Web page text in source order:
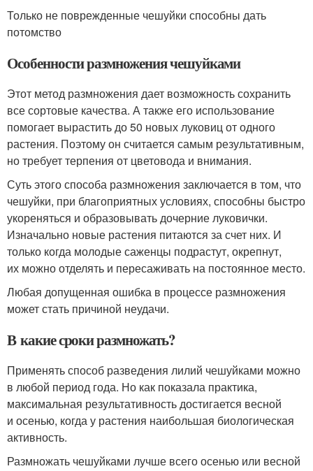
Только не поврежденные чешуйки способны дать
потомство
Особенности размножения чешуйками
Этот метод размножения дает возможность сохранить
все сортовые качества. А также его использование
помогает вырастить до 50 новых луковиц от одного
растения. Поэтому он считается самым результативным,
но требует терпения от цветовода и внимания.
Суть этого способа размножения заключается в том, что
чешуйки, при благоприятных условиях, способны быстро
укореняться и образовывать дочерние луковички.
Изначально новые растения питаются за счет них. И
только когда молодые саженцы подрастут, окрепнут,
их можно отделять и пересаживать на постоянное место.
Любая допущенная ошибка в процессе размножения
может стать причиной неудачи.
В какие сроки размножать?
Применять способ разведения лилий чешуйками можно
в любой период года. Но как показала практика,
максимальная результативность достигается весной
и осенью, когда у растения наибольшая биологическая
активность.
Размножать чешуйками лучше всего осенью или весной